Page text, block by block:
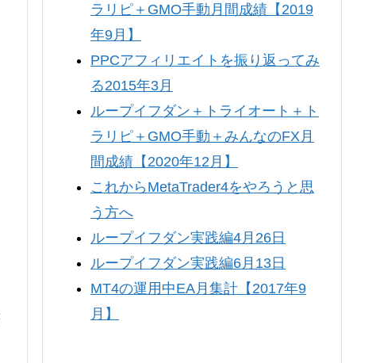
ラリピ＋GMO手動月間成績【2019
年9月】
PPCアフィリエイトを振り返ってみ
る2015年3月
ループイフダン＋トライオート＋ト
ラリピ＋GMO手動＋みんなのFX月
間成績【2020年12月】
これからMetaTrader4をやろうと思
う方へ
ループイフダン実践編4月26日
ループイフダン実践編6月13日
MT4の運用中EA月集計【2017年9
月】